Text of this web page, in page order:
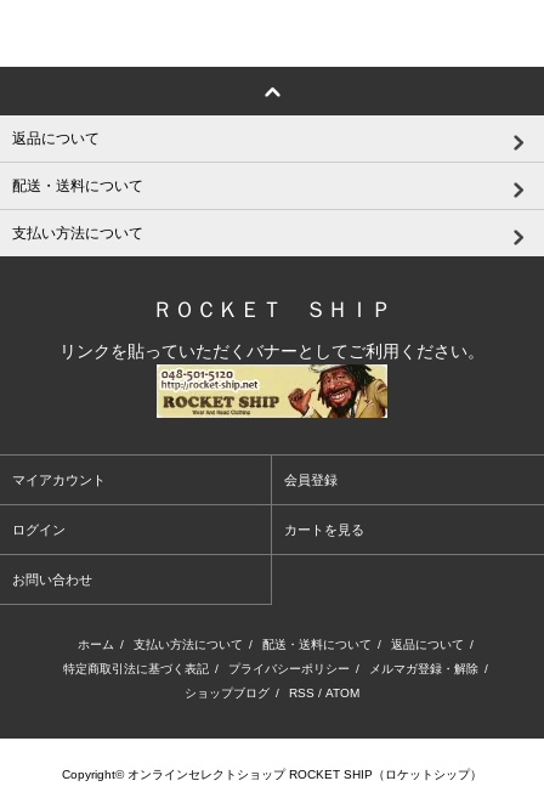
返品について
配送・送料について
支払い方法について
ＲＯＣＫＥＴ ＳＨＩＰ
リンクを貼っていただくバナーとしてご利用ください。
マイアカウント 会員登録
ログイン カートを見る
お問い合わせ
ホーム / 支払い方法について / 配送・送料について / 返品について /
特定商取引法に基づく表記 / プライバシーポリシー / メルマガ登録・解除 /
ショップブログ / RSS / ATOM
Copyright© オンラインセレクトショップ ROCKET SHIP（ロケットシップ）